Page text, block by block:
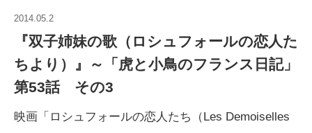
2014.05.2
『双子姉妹の歌（ロシュフォールの恋人た
ちより）』～「虎と小鳥のフランス日記」
第53話 その3
映画「ロシュフォールの恋人たち（Les Demoiselles